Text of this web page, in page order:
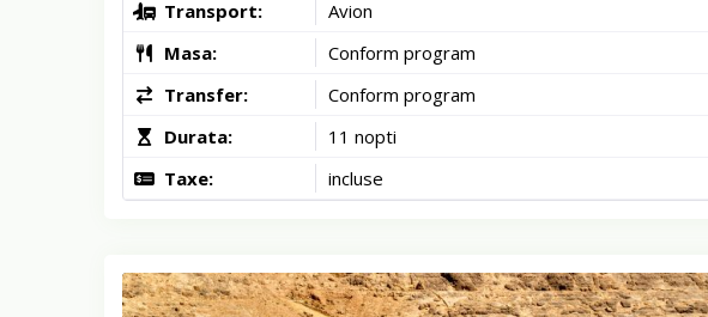
Transport:
Avion
Masa:
Conform program
Transfer:
Conform program
Durata:
11 nopti
Taxe:
incluse